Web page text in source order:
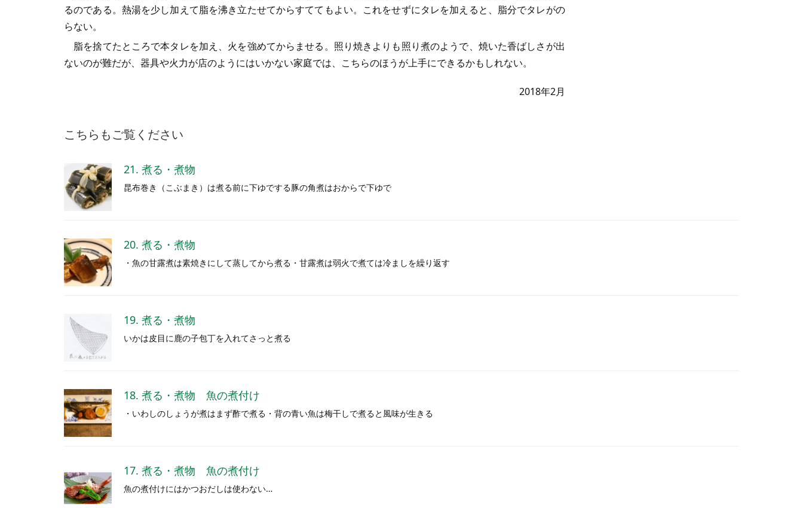
るのである。熱湯を少し加えて脂を沸き立たせてからすててもよい。これをせずにタレを加えると、脂分でタレがの
らない。
脂を捨てたところで本タレを加え、火を強めてからませる。照り焼きよりも照り煮のようで、焼いた香ばしさが出
ないのが難だが、器具や火力が店のようにはいかない家庭では、こちらのほうが上手にできるかもしれない。
2018年2月
こちらもご覧ください
21. 煮る・煮物
昆布巻き（こぶまき）は煮る前に下ゆでする豚の角煮はおからで下ゆで
20. 煮る・煮物
・魚の甘露煮は素焼きにして蒸してから煮る・甘露煮は弱火で煮ては冷ましを繰り返す
19. 煮る・煮物
いかは皮目に鹿の子包丁を入れてさっと煮る
18. 煮る・煮物 魚の煮付け
・いわしのしょうが煮はまず酢で煮る・背の青い魚は梅干しで煮ると風味が生きる
17. 煮る・煮物 魚の煮付け
魚の煮付けにはかつおだしは使わない…